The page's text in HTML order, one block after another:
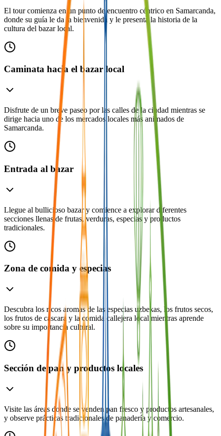
El tour comienza en un punto de encuentro céntrico en Samarcanda,
donde su guía le da la bienvenida y le presenta la historia de la
cultura del bazar local.
Caminata hacia el bazar local
Disfrute de un breve paseo por las calles de la ciudad mientras se
dirige hacia uno de los mercados locales más animados de
Samarcanda.
Entrada al bazar
Llegue al bullicioso bazar y comience a explorar diferentes
secciones llenas de frutas, verduras, especias y productos
tradicionales.
Zona de comida y especias
Descubra los ricos aromas de las especias uzbekas, los frutos secos,
los frutos de cáscara y la comida callejera local mientras aprende
sobre su importancia cultural.
Sección de pan y productos locales
Visite las áreas donde se venden pan fresco y productos artesanales,
y observe prácticas tradicionales de panadería y comercio.